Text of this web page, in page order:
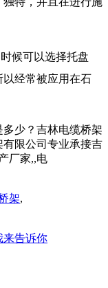
候可以选择托盘
经常被应用在石
少？吉林电缆桥架
限公司专业承接吉
厂家,,电
架,
来告诉你